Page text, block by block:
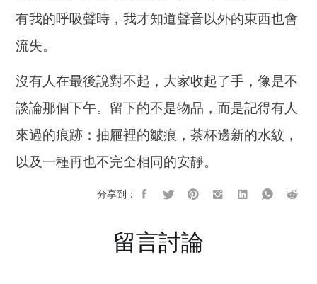
有我的呼吸聲時，我才知道聲音以外的東西也會
流失。
沒有人在最後說對不起，大家收起了手，像是不
談論那個下午。留下的不是物品，而是記得有人
來過的痕跡：抽屜裡的皺痕，茶杯邊新的水紋，
以及一種再也不完全相同的安靜。
分享到：
留言討論